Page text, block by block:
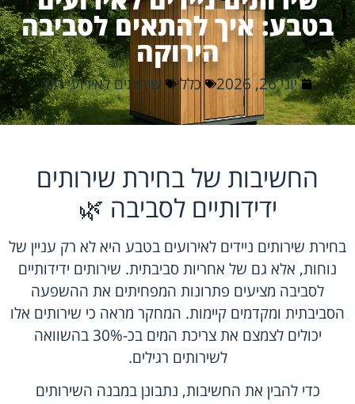
בטבע: איך להתאים לסביבה
הירוקה
יוני 26, 2026 כללי שירותים לאירועי חוץ
החשיבות של בחירת שירותים
ידידותיים לסביבה 🌿
בחירת שירותים ניידים לאירועים בטבע היא לא רק עניין של
נוחות, אלא גם של אחריות סביבתית. שירותים ידידותיים
לסביבה מציעים פתרונות המפחיתים את ההשפעה
הסביבתית ומקדמים קיימות. המחקר מראה כי שירותים אלו
יכולים לצמצם את צריכת המים בכ-30% בהשוואה
לשירותים רגילים.
כדי להבין את החשיבות, נתבונן במבנה השירותים